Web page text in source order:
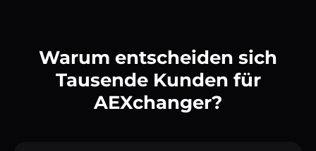
Warum entscheiden sich
Tausende Kunden für
AEXchanger?